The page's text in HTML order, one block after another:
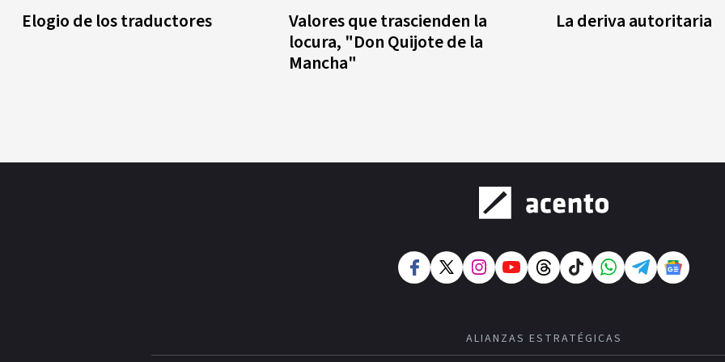
Elogio de los traductores
Valores que trascienden la
locura, "Don Quijote de la
Mancha"
La deriva autoritaria
ALIANZAS ESTRATÉGICAS